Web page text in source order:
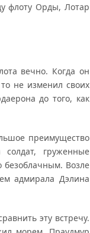
флоту Орды, Лотар
вечно. Когда он
не изменил своих
до того, как
преимущество
груженные
Возле
адмирала Дэлина
эту встречу.